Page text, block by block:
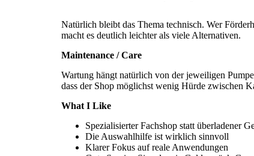
Natürlich bleibt das Thema technisch. Wer
macht es deutlich leichter als viele Alternativen.
Maintenance / Care
Wartung hängt natürlich von der jeweiligen
dass der Shop möglichst wenig Hürde zwischen
What I Like
Spezialisierter Fachshop statt überladener
Die Auswahlhilfe ist wirklich sinnvoll
Klarer Fokus auf reale Anwendungen